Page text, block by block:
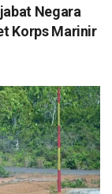
Negara
Korps Marinir